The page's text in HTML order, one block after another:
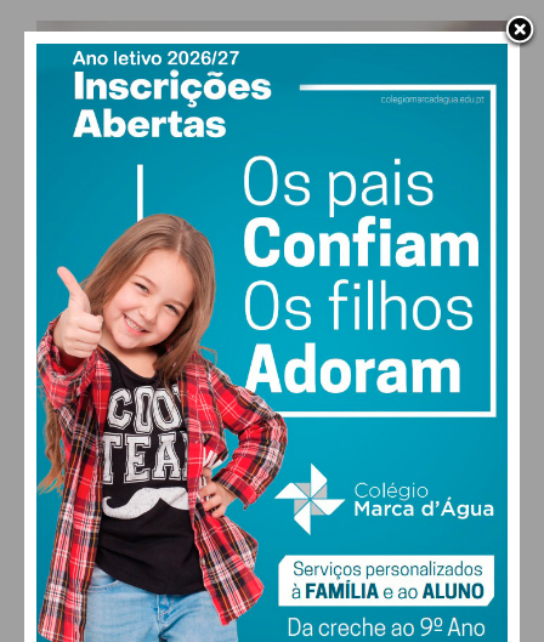
PAÇOS DE FERREIRA
26°
clear sky
MAX 26 • MIN 26
30°
SEX
28
SÁB
28 °
DOM
29 °
SEG
FARMACIAS DE SERVIÇO EM PAÇOS DE
FERREIRA